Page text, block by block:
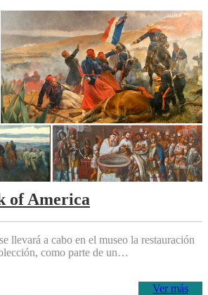
of America
llevará a cabo en el museo la restauración
como parte de un…
Ver más